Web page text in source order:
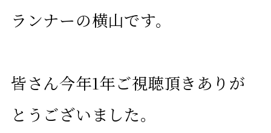
ランナーの横山です。
皆さん今年1年ご視聴頂きありが
とうございました。